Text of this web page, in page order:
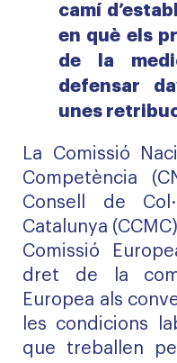
camí
en què els
de la
defensar
unes
La Comissió
Competència
Consell de
Catalunya
Comissió
dret de la
Europea als
les condicions
que treballen